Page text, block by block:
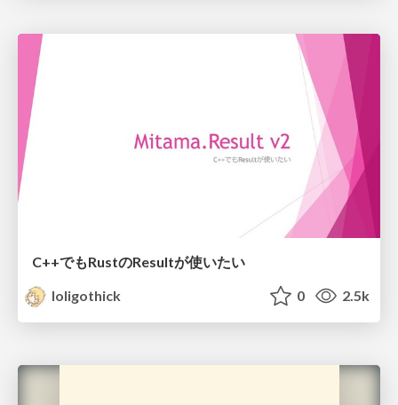
C++でもRustのResultが使いたい
loligothick
0 2.5k